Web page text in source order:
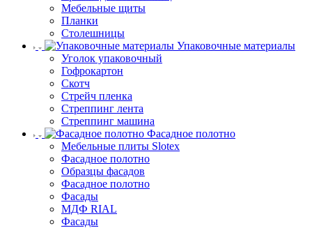
Мебельные щиты
Планки
Столешницы
Упаковочные материалы
Уголок упаковочный
Гофрокартон
Скотч
Стрейч пленка
Стреппинг лента
Стреппинг машина
Фасадное полотно
Мебельные плиты Slotex
Фасадное полотно
Образцы фасадов
Фасадное полотно
Фасады
МДФ RIAL
Фасады